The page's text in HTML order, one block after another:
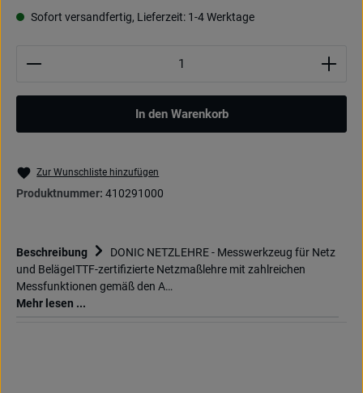
Sofort versandfertig, Lieferzeit: 1-4 Werktage
Produkt Anzahl: Gib den gewünschten Wert ein
In den Warenkorb
Zur Wunschliste hinzufügen
Produktnummer: 410291000
Beschreibung
DONIC NETZLEHRE - Messwerkzeug für Netz
und BelägeITTF-zertifizierte Netzmaßlehre mit zahlreichen
Messfunktionen gemäß den A…
Mehr lesen ...